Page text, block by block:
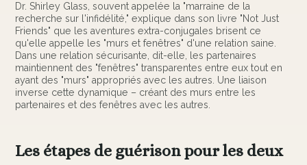
Dr. Shirley Glass, souvent appelée la "marraine de la
recherche sur l'infidélité," explique dans son livre "Not Just
Friends" que les aventures extra-conjugales brisent ce
qu'elle appelle les "murs et fenêtres" d'une relation saine.
Dans une relation sécurisante, dit-elle, les partenaires
maintiennent des "fenêtres" transparentes entre eux tout en
ayant des "murs" appropriés avec les autres. Une liaison
inverse cette dynamique – créant des murs entre les
partenaires et des fenêtres avec les autres.
Les étapes de guérison pour les deux